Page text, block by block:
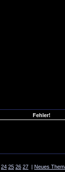
Fehler!
24 25 26 27 | Neues